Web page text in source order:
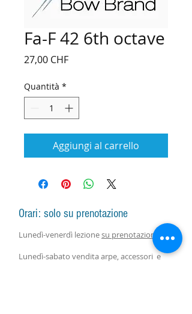
Fa-F 42 6th octave
27,00 CHFPrezzo
Quantità *
Aggiungi al carrello
Orari: solo su prenotazione
Lunedì-venerdì lezionesu prenotazione
Lunedì-sabato vendita arpe, accessori e